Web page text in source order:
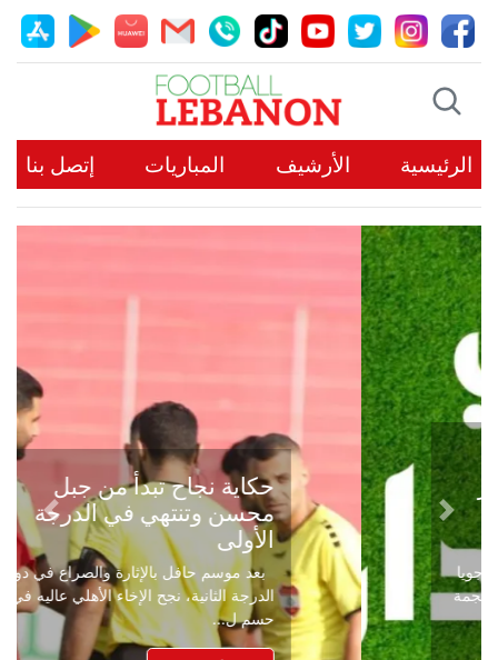
الرئيسية الأرشيف المباريات إتصل بنا
حكاية نجاح تبدأ من جبل
محسن وتنتهي في الدرجة
الأولى
بعد موسم حافل بالإثارة والصراع في دوري
الدرجة الثانية، نجح الإخاء الأهلي عاليه في
حسم ل...
Previous
Next